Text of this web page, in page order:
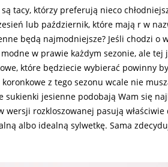
tacy, którzy preferują nieco
lub październik, które mają r w
będą najmodniejsze? Jeśli chodzi o
w prawie każdym sezonie, ale
które będziecie wybierać powinny
z tego sezonu wcale nie
sukienki jesienne podobają Wam się
rozkloszowanej pasują
albo idealną sylwetkę. Sama